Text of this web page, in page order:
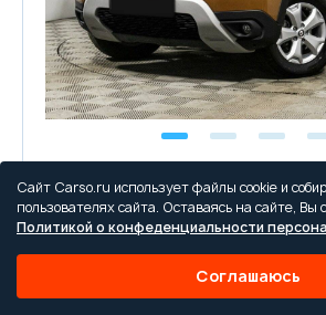
Duster
2022, Механическая, 1.5 л
ДТП не найдены
Сайт Carso.ru использует файлы cookie и
пользователях сайта. Оставаясь на сайте, Вы
Политикой о конфеденциальности
Соглашаюсь